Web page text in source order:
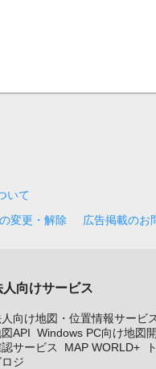
いて
変更・解除 広告掲載のお
人向けサービス
向け地図・位置情報サービ
API Windows PC向け地図
サービス
MAP WORLD+
ジ